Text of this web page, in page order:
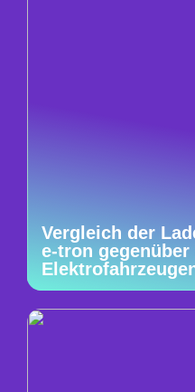
Vergleich der
e-tron gegenüber